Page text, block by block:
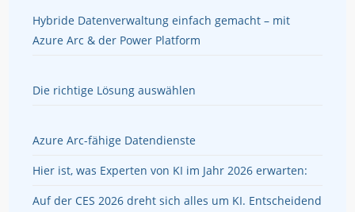
Hybride Datenverwaltung einfach gemacht – mit
Azure Arc & der Power Platform
Die richtige Lösung auswählen
Azure Arc-fähige Datendienste
Hier ist, was Experten von KI im Jahr 2026 erwarten:
Auf der CES 2026 dreht sich alles um KI. Entscheidend